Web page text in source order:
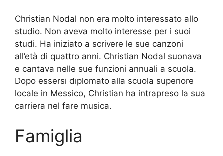
Christian Nodal non era molto interessato allo
studio. Non aveva molto interesse per i suoi
studi. Ha iniziato a scrivere le sue canzoni
all’età di quattro anni. Christian Nodal suonava
e cantava nelle sue funzioni annuali a scuola.
Dopo essersi diplomato alla scuola superiore
locale in Messico, Christian ha intrapreso la sua
carriera nel fare musica.
Famiglia